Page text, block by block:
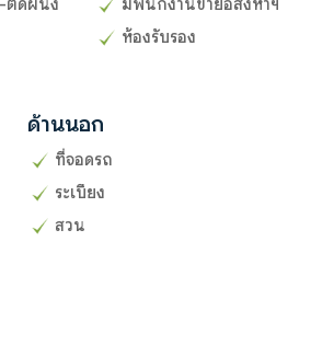
-ติดผนัง
มีพนักงานขายอสังหาฯ
ห้องรับรอง
ด้านนอก
ที่จอดรถ
ระเบียง
สวน